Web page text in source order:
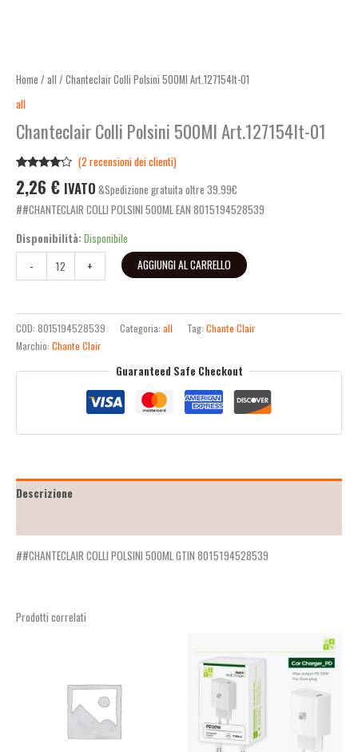
Home / all / Chanteclair Colli Polsini 500Ml Art.127154It-01
all
Chanteclair Colli Polsini 500Ml Art.127154It-01
4.00su
5 su
base di
(2 recensioni dei clienti)
2,26 € IVATO &Spedizione gratuita oltre 39.99€
##CHANTECLAIR COLLI POLSINI 500ML EAN 8015194528539
Disponibilità:Disponibile
-
+ AGGIUNGI AL CARRELLO
COD: 8015194528539 Categoria: all Tag: Chante Clair
Marchio: Chante Clair
Guaranteed Safe Checkout
Descrizione
##CHANTECLAIR COLLI POLSINI 500ML GTIN 8015194528539
Prodotti correlati